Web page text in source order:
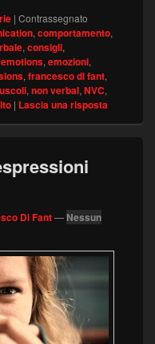
| Contrassegnato
,comportamento,
,consigli,
emotions,emozioni,
,francesco di fant,
,non verbal,NVC,
| Lascia una risposta
Di Fant— Nessun